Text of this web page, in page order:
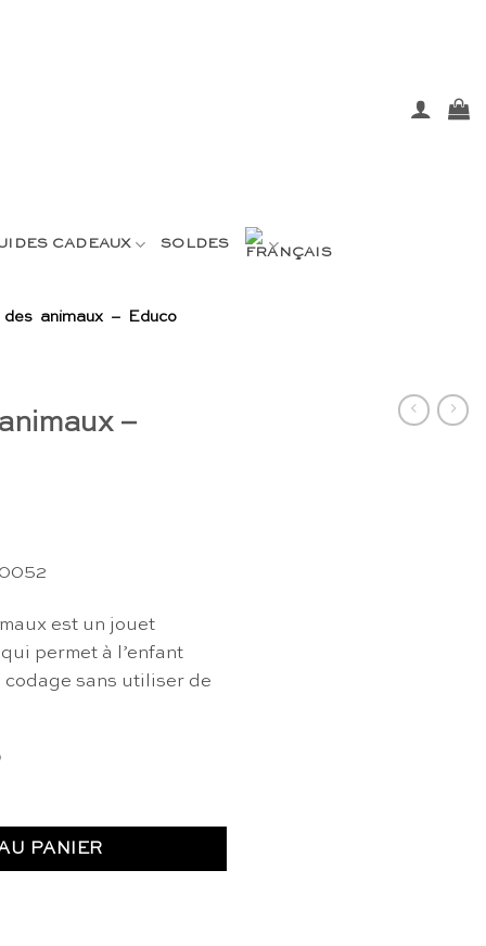
CADEAUX SOLDES
animaux – Educo
–
est un jouet
permet à l’enfant
codage sans utiliser de
PANIER